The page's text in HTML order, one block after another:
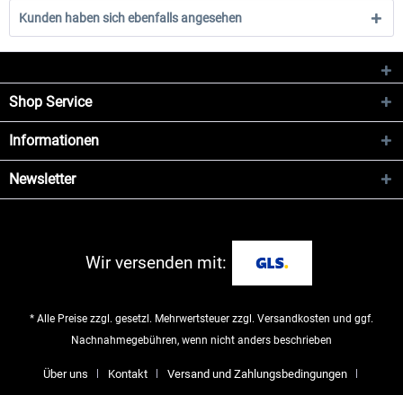
Kunden haben sich ebenfalls angesehen
Shop Service
Informationen
Newsletter
Wir versenden mit:
* Alle Preise zzgl. gesetzl. Mehrwertsteuer zzgl. Versandkosten und ggf.
Nachnahmegebühren, wenn nicht anders beschrieben
Über uns Kontakt Versand und Zahlungsbedingungen